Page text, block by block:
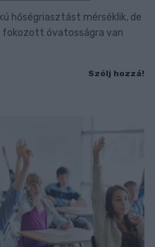
hőségriasztást mérséklik, de
óvatosságra van
Szólj hozzá!